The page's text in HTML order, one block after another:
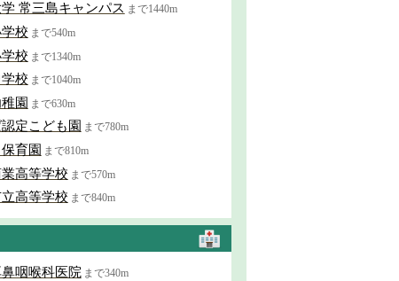
常三島キャンパス まで1440m
校 まで540m
校 まで1340m
校 まで1040m
園 まで630m
定こども園 まで780m
育園 まで810m
高等学校 まで570m
高等学校 まで840m
咽喉科医院 まで340m